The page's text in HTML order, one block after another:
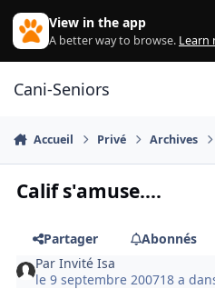
Aller au contenu
View in the app
A better way to browse. Learn
Cani-Seniors
Accueil Privé Archives
Calif s'amuse....
Partager
Abonnés
ParInvité Isa
le 9 septembre 200718 a